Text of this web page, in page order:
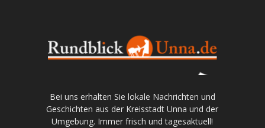
Bei uns erhalten Sie lokale Nachrichten und
Geschichten aus der Kreisstadt Unna und der
Umgebung. Immer frisch und tagesaktuell!